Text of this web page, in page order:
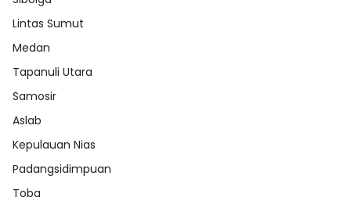
Lintas Sumut
Medan
Tapanuli Utara
Samosir
Aslab
Kepulauan Nias
Padangsidimpuan
Toba